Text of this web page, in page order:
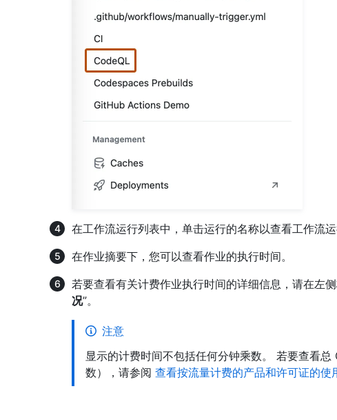
在工作流运行列表中，单击运行的名称以查看工作流运
在作业摘要下，您可以查看作业的执行时间。
若要查看有关计费作业执行时间的详细信息，请在左
况”。
注意
显示的计费时间不包括任何分钟乘数。 若要查看
数），请参阅 查看按流量计费的产品和许可证的使